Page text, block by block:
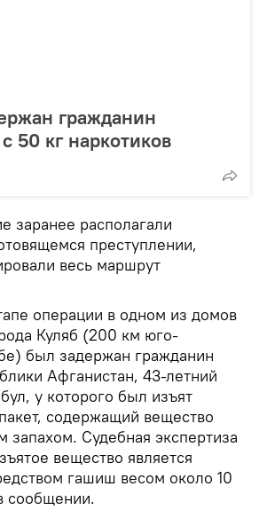
гражданин
50 кг наркотиков
заранее располагали
преступлении,
весь маршрут
операции в одном из домов
Куляб (200 км юго-
был задержан гражданин
Афганистан, 43-летний
у которого был изъят
содержащий вещество
запахом. Судебная экспертиза
вещество является
гашиш весом около 10
сообщении.